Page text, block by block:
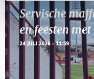
Servische
en feesten
24 JULI 2026 - 11:59